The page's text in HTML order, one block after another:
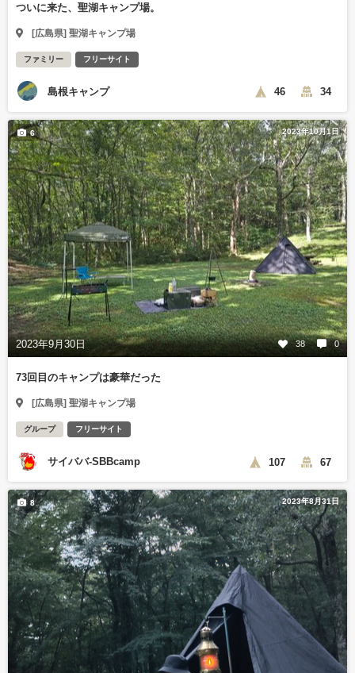
ついに来た、聖湖キャンプ場。
[広島県] 聖湖キャンプ場
ファミリー フリーサイト
島根キャンプ 46 34
2023年10月1日
2023年9月30日 38 0
6
73回目のキャンプは豪華だった
[広島県] 聖湖キャンプ場
グループ フリーサイト
サイババ-SBBcamp 107 67
2023年8月31日
8